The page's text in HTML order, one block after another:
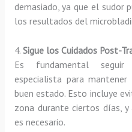
demasiado, ya que el sudor
los resultados del
4. Sigue los Cuidados Post-
Es fundamental seguir
especialista para
buen estado. Esto incluye
zona durante ciertos días,
es necesario.